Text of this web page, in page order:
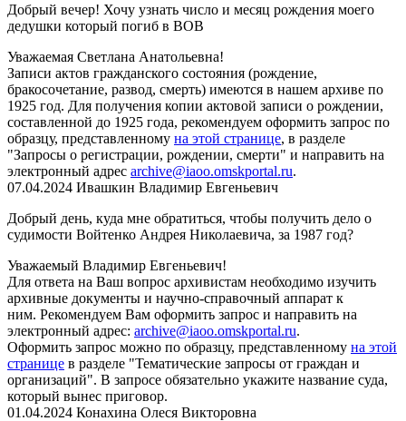
Добрый вечер! Хочу узнать число и месяц рождения моего
дедушки который погиб в ВОВ
Уважаемая Светлана Анатольевна!
Записи актов гражданского состояния (рождение,
бракосочетание, развод, смерть) имеются в нашем архиве по
1925 год. Для получения копии актовой записи о рождении,
составленной до 1925 года, рекомендуем оформить запрос по
образцу, представленному на этой странице, в разделе
"Запросы о регистрации, рождении, смерти" и направить на
электронный адрес archive@iaoo.omskportal.ru.
07.04.2024 Ивашкин Владимир Евгеньевич
Добрый день, куда мне обратиться, чтобы получить дело о
судимости Войтенко Андрея Николаевича, за 1987 год?
Уважаемый Владимир Евгеньевич!
Для ответа на Ваш вопрос архивистам необходимо изучить
архивные документы и научно-справочный аппарат к
ним. Рекомендуем Вам оформить запрос и направить на
электронный адрес: archive@iaoo.omskportal.ru.
Оформить запрос можно по образцу, представленному на этой
странице в разделе "Тематические запросы от граждан и
организаций". В запросе обязательно укажите название суда,
который вынес приговор.
01.04.2024 Конахина Олеся Викторовна